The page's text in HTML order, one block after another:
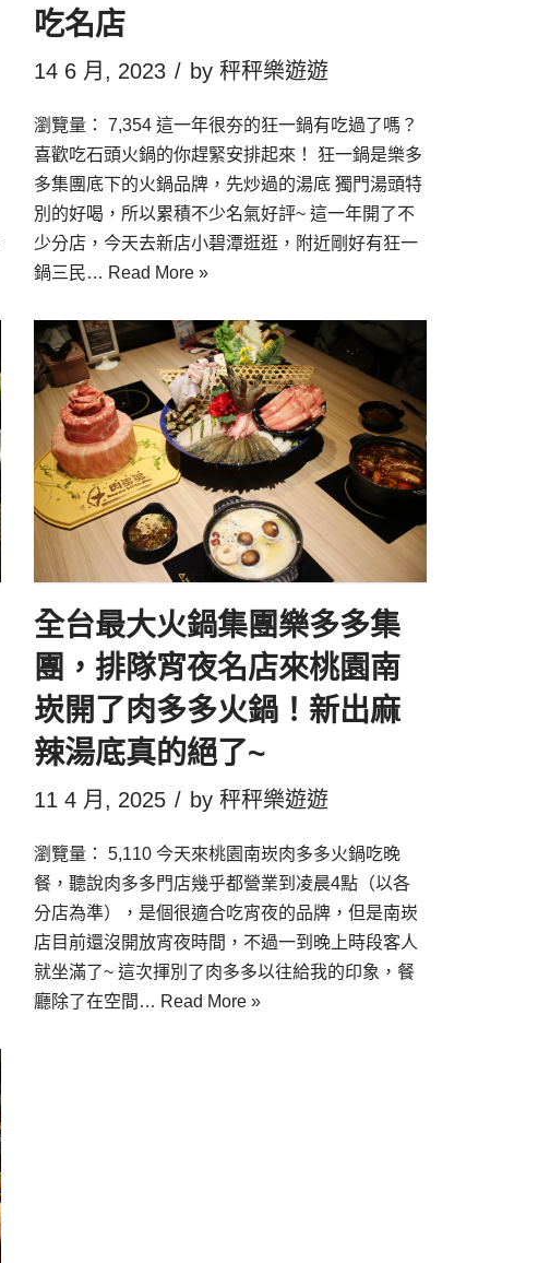
吃名店
14 6 月, 2023 by 秤秤樂遊遊
瀏覽量： 7,354 這一年很夯的狂一鍋有吃過了嗎？
喜歡吃石頭火鍋的你趕緊安排起來！ 狂一鍋是樂多
多集團底下的火鍋品牌，先炒過的湯底 獨門湯頭特
別的好喝，所以累積不少名氣好評~ 這一年開了不
少分店，今天去新店小碧潭逛逛，附近剛好有狂一
鍋三民… Read More »
全台最大火鍋集團樂多多集
團，排隊宵夜名店來桃園南
崁開了肉多多火鍋！新出麻
辣湯底真的絕了~
11 4 月, 2025 by 秤秤樂遊遊
瀏覽量： 5,110 今天來桃園南崁肉多多火鍋吃晚
餐，聽說肉多多門店幾乎都營業到凌晨4點（以各
分店為準），是個很適合吃宵夜的品牌，但是南崁
店目前還沒開放宵夜時間，不過一到晚上時段客人
就坐滿了~ 這次揮別了肉多多以往給我的印象，餐
廳除了在空間… Read More »